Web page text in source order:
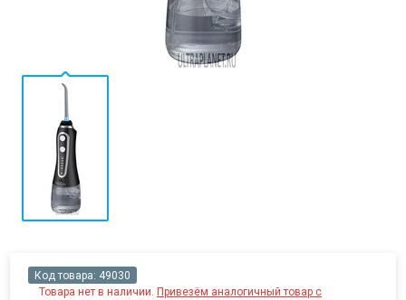
Код товара: 49030
Товара нет в наличии. Привезём аналогичный товар с